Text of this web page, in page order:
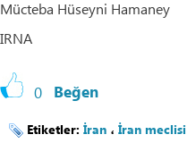
Mücteba Hüseyni Hamaney
IRNA
0 Beğen
Etiketler: İran ، İran meclisi